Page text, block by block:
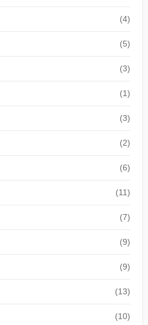
(4)
(5)
(3)
(1)
(3)
(2)
(6)
(11)
(7)
(9)
(9)
(13)
(10)